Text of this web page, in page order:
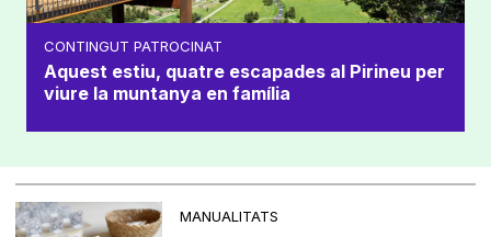
CONTINGUT PATROCINAT
Aquest estiu, quatre escapades al Pirineu per
viure la muntanya en família
MANUALITATS